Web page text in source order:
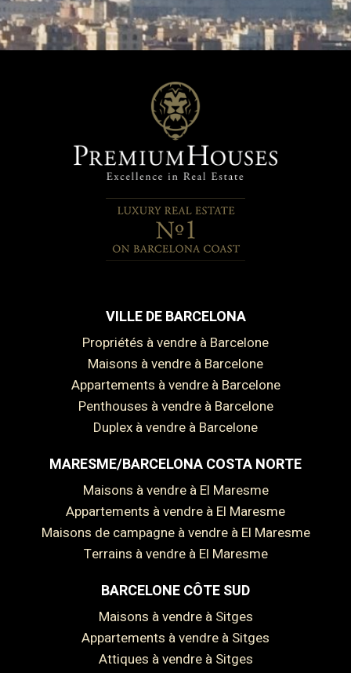
VILLE DE BARCELONA
Propriétés à vendre à Barcelone
Maisons à vendre à Barcelone
Appartements à vendre à Barcelone
Penthouses à vendre à Barcelone
Duplex à vendre à Barcelone
MARESME/BARCELONA COSTA NORTE
Maisons à vendre à El Maresme
Appartements à vendre à El Maresme
Maisons de campagne à vendre à El Maresme
Terrains à vendre à El Maresme
BARCELONE CÔTE SUD
Maisons à vendre à Sitges
Appartements à vendre à Sitges
Attiques à vendre à Sitges
Enregistrer les paramètres Tout accepter